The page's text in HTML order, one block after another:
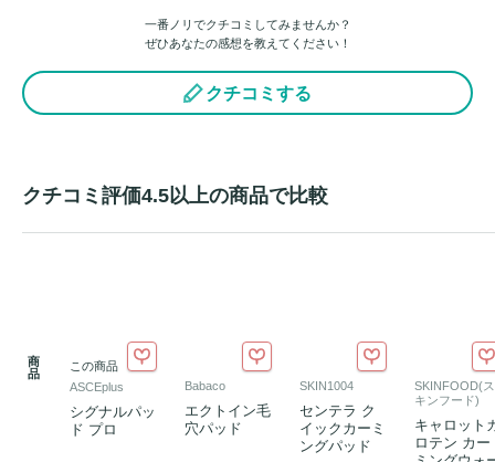
一番ノリでクチコミしてみませんか？
ぜひあなたの感想を教えてください！
クチコミする
クチコミ評価4.5以上の商品で比較
商
品
この商品
ASCEplus
シグナルパッ
ド プロ
Babaco
エクトイン毛
穴パッド
SKIN1004
センテラ ク
イックカーミ
ングパッド
SKINFOOD(ス
キンフード)
キャロット
ロテン カー